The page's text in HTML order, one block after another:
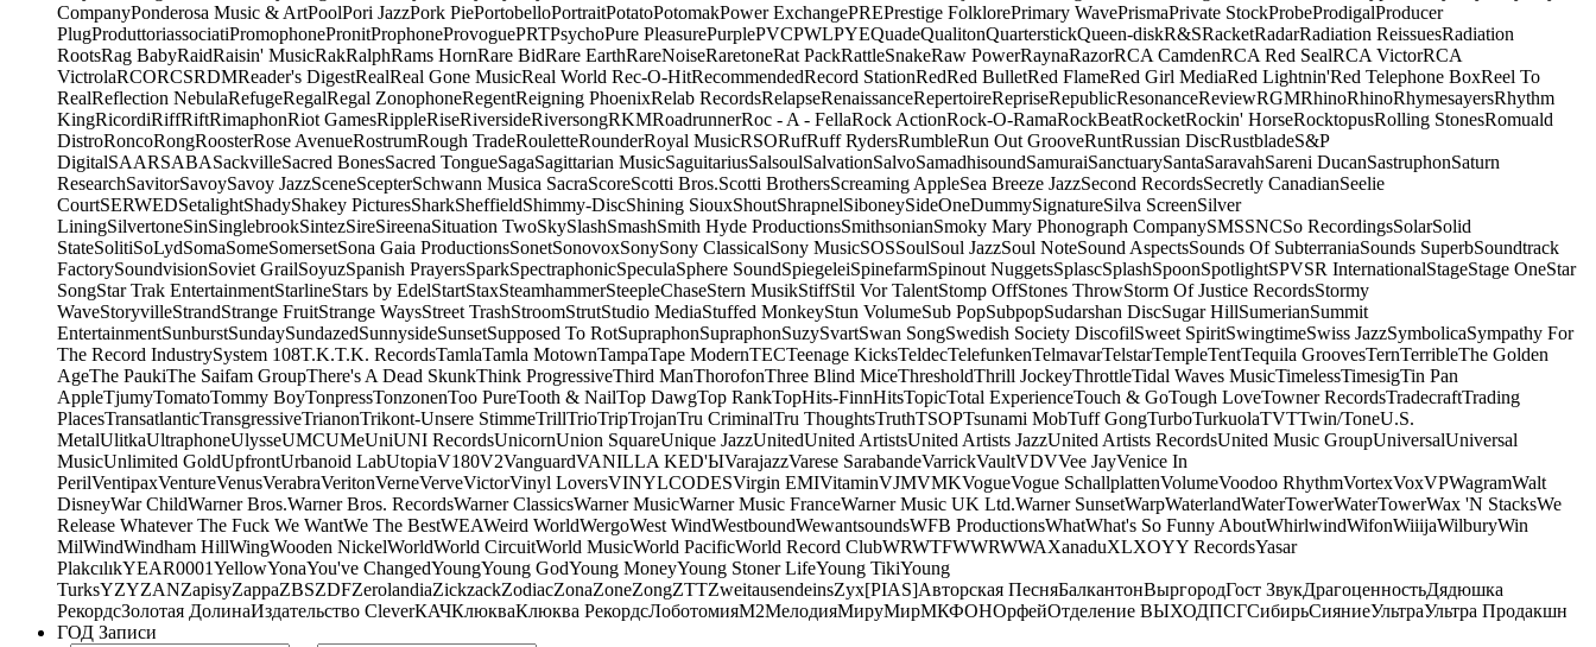
CompanyPonderosa Music & ArtPoolPori JazzPork PiePortobelloPortraitPotatoPotomakPower ExchangePREPrestige FolklorePrimary WavePrismaPrivate StockProbeProdigalProducer
PlugProduttoriassociatiPromophonePronitProphoneProvoguePRTPsychoPure PleasurePurplePVCPWLPYEQuadeQualitonQuarterstickQueen-diskR&SRacketRadarRadiation ReissuesRadiation
RootsRag BabyRaidRaisin' MusicRakRalphRams HornRare BidRare EarthRareNoiseRaretoneRat PackRattleSnakeRaw PowerRaynaRazorRCA CamdenRCA Red SealRCA VictorRCA
VictrolaRCORCSRDMReader's DigestRealReal Gone MusicReal World Rec-O-HitRecommendedRecord StationRedRed BulletRed FlameRed Girl MediaRed Lightnin'Red Telephone BoxReel To
RealReflection NebulaRefugeRegalRegal ZonophoneRegentReigning PhoenixRelab RecordsRelapseRenaissanceRepertoireRepriseRepublicResonanceReviewRGMRhinoRhinoRhymesayersRhythm
KingRicordiRiffRiftRimaphonRiot GamesRippleRiseRiversideRiversongRKMRoadrunnerRoc - A - FellaRock ActionRock-O-RamaRockBeatRocketRockin' HorseRocktopusRolling StonesRomuald
DistroRoncoRongRoosterRose AvenueRostrumRough TradeRouletteRounderRoyal MusicRSORufRuff RydersRumbleRun Out GrooveRuntRussian DiscRustbladeS&P
DigitalSAARSABASackvilleSacred BonesSacred TongueSagaSagittarian MusicSaguitariusSalsoulSalvationSalvoSamadhisoundSamuraiSanctuarySantaSaravahSareni DucanSastruphonSaturn
ResearchSavitorSavoySavoy JazzSceneScepterSchwann Musica SacraScoreScotti Bros.Scotti BrothersScreaming AppleSea Breeze JazzSecond RecordsSecretly CanadianSeelie
CourtSERWEDSetalightShadyShakey PicturesSharkSheffieldShimmy-DiscShining SiouxShoutShrapnelSiboneySideOneDummySignatureSilva ScreenSilver
LiningSilvertoneSinSinglebrookSintezSireSireenaSituation TwoSkySlashSmashSmith Hyde ProductionsSmithsonianSmoky Mary Phonograph CompanySMSSNCSo RecordingsSolarSolid
StateSolitiSoLydSomaSomeSomersetSona Gaia ProductionsSonetSonovoxSonySony ClassicalSony MusicSOSSoulSoul JazzSoul NoteSound AspectsSounds Of SubterraniaSounds SuperbSoundtrack
FactorySoundvisionSoviet GrailSoyuzSpanish PrayersSparkSpectraphonicSpeculaSphere SoundSpiegeleiSpinefarmSpinout NuggetsSplascSplashSpoonSpotlightSPVSR InternationalStageStage OneStar
SongStar Trak EntertainmentStarlineStars by EdelStartStaxSteamhammerSteepleChaseStern MusikStiffStil Vor TalentStomp OffStones ThrowStorm Of Justice RecordsStormy
WaveStoryvilleStrandStrange FruitStrange WaysStreet TrashStroomStrutStudio MediaStuffed MonkeyStun VolumeSub PopSubpopSudarshan DiscSugar HillSumerianSummit
EntertainmentSunburstSundaySundazedSunnysideSunsetSupposed To RotSupraphonSupraphonSuzySvartSwan SongSwedish Society DiscofilSweet SpiritSwingtimeSwiss JazzSymbolicaSympathy For
The Record IndustrySystem 108T.K.T.K. RecordsTamlaTamla MotownTampaTape ModernTECTeenage KicksTeldecTelefunkenTelmavarTelstarTempleTentTequila GroovesTernTerribleThe Golden
AgeThe PaukiThe Saifam GroupThere's A Dead SkunkThink ProgressiveThird ManThorofonThree Blind MiceThresholdThrill JockeyThrottleTidal Waves MusicTimelessTimesigTin Pan
AppleTjumyTomatoTommy BoyTonpressTonzonenToo PureTooth & NailTop DawgTop RankTopHits-FinnHitsTopicTotal ExperienceTouch & GoTough LoveTowner RecordsTradecraftTrading
PlacesTransatlanticTransgressiveTrianonTrikont-Unsere StimmeTrillTrioTripTrojanTru CriminalTru ThoughtsTruthTSOPTsunami MobTuff GongTurboTurkuolaTVTTwin/ToneU.S.
MetalUlitkaUltraphoneUlysseUMCUMeUniUNI RecordsUnicornUnion SquareUnique JazzUnitedUnited ArtistsUnited Artists JazzUnited Artists RecordsUnited Music GroupUniversalUniversal
MusicUnlimited GoldUpfrontUrbanoid LabUtopiaV180V2VanguardVANILLA KED'ЫVarajazzVarese SarabandeVarrickVaultVDVVee JayVenice In
PerilVentipaxVentureVenusVerabraVeritonVerneVerveVictorVinyl LoversVINYLCODESVirgin EMIVitaminVJMVMKVogueVogue SchallplattenVolumeVoodoo RhythmVortexVoxVPWagramWalt
DisneyWar ChildWarner Bros.Warner Bros. RecordsWarner ClassicsWarner MusicWarner Music FranceWarner Music UK Ltd.Warner SunsetWarpWaterlandWaterTowerWaterTowerWax 'N StacksWe
Release Whatever The Fuck We WantWe The BestWEAWeird WorldWergoWest WindWestboundWewantsoundsWFB ProductionsWhatWhat's So Funny AboutWhirlwindWifonWiiijaWilburyWin
MilWindWindham HillWingWooden NickelWorldWorld CircuitWorld MusicWorld PacificWorld Record ClubWRWTFWWRWWAXanaduXLXOYY RecordsYasar
PlakcılıkYEAR0001YellowYonaYou've ChangedYoungYoung GodYoung MoneyYoung Stoner LifeYoung TikiYoung
TurksYZYZANZapisyZappaZBSZDFZerolandiaZickzackZodiacZonaZoneZongZTTZweitausendeinsZyx[PIAS]Авторская ПесняБалкантонВыргородГост ЗвукДрагоценностьДядюшка
РекордсЗолотая ДолинаИздательство CleverКАЧКлюкваКлюква РекордсЛоботомияМ2МелодияМируМирМКФОНОрфейОтделение ВЫХОДПСГСибирьСияниеУльтраУльтра Продакшн
ГОД Записи